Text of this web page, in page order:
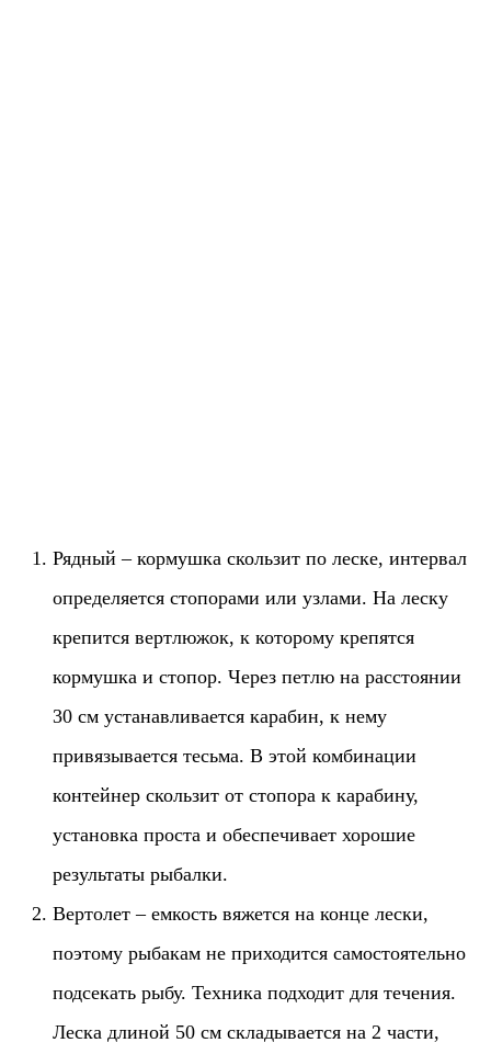
Рядный – кормушка скользит по леске, интервал
определяется стопорами или узлами. На леску
крепится вертлюжок, к которому крепятся
кормушка и стопор. Через петлю на расстоянии
30 см устанавливается карабин, к нему
привязывается тесьма. В этой комбинации
контейнер скользит от стопора к карабину,
установка проста и обеспечивает хорошие
результаты рыбалки.
Вертолет – емкость вяжется на конце лески,
поэтому рыбакам не приходится самостоятельно
подсекать рыбу. Техника подходит для течения.
Леска длиной 50 см складывается на 2 части,